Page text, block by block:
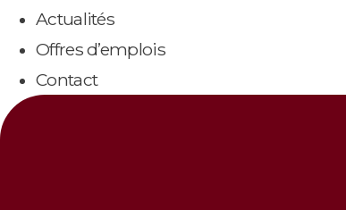
Actualités
Offres d’emplois
Contact